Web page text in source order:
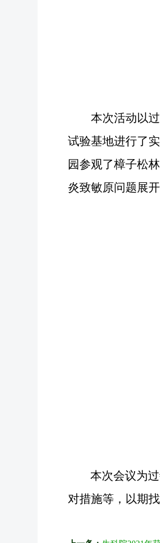
本次活动以
试验基地进行了
园参观了樟子松
炎致敏原问题展
本次会议为
对措施等，以期